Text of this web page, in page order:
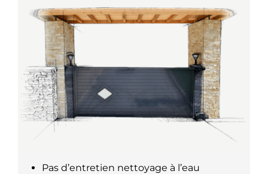
Pas d’entretien nettoyage à l’eau